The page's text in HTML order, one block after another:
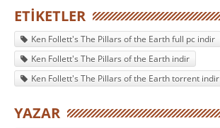
ETIKETLER
Ken Follett's The Pillars of the Earth full pc indir
Ken Follett's The Pillars of the Earth indir
Ken Follett's The Pillars of the Earth torrent indir
YAZAR